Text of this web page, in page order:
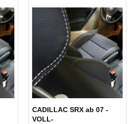
CADILLAC SRX ab 07 -
VOLL-